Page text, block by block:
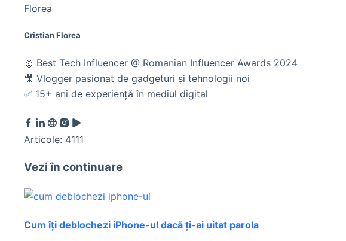
Cristian Florea
🥇 Best Tech Influencer @ Romanian Influencer Awards 2024
🎥 Vlogger pasionat de gadgeturi și tehnologii noi
✅ 15+ ani de experiență în mediul digital
Articole: 4111
Vezi în continuare
Cum îți deblochezi iPhone-ul dacă ți-ai uitat parola